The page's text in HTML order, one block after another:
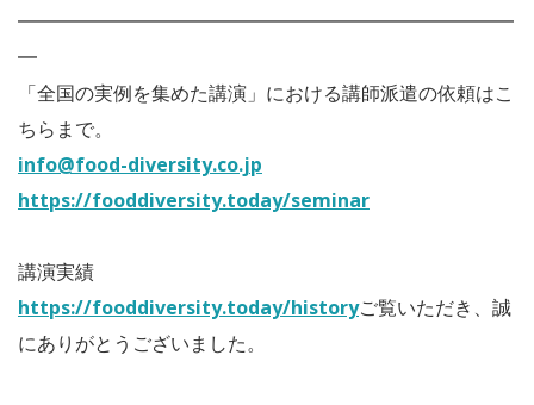
━━━━━━━━━━━━━━━━━━━━━━━━━━
━
「全国の実例を集めた講演」における講師派遣の依頼はこ
ちらまで。
info@food-diversity.co.jp
https://fooddiversity.today/seminar
講演実績
https://fooddiversity.today/historyご覧いただき、誠
にありがとうございました。